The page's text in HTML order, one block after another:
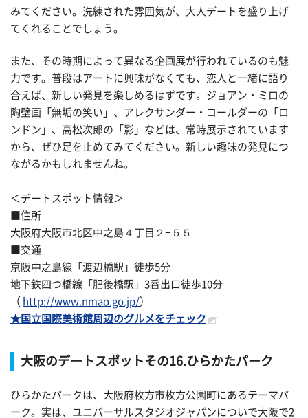
みてください。洗練された雰囲気が、大人デートを盛り上げ
てくれることでしょう。
また、その時期によって異なる企画展が行われているのも魅
力です。普段はアートに興味がなくても、恋人と一緒に語り
合えば、新しい発見を楽しめるはずです。ジョアン・ミロの
陶壁画「無垢の笑い」、アレクサンダー・コールダーの「ロ
ンドン」、高松次郎の「影」などは、常時展示されています
から、ぜひ足を止めてみてください。新しい趣味の発見につ
ながるかもしれませんね。
＜デートスポット情報＞
■住所
大阪府大阪市北区中之島４丁目２−５５
■交通
京阪中之島線「渡辺橋駅」徒歩5分
地下鉄四つ橋線「 肥後橋駅」3番出口徒歩10分
（ http://www.nmao.go.jp/）
★国立国際美術館周辺のグルメをチェック
大阪のデートスポットその16.ひらかたパーク
ひらかたパークは、大阪府枚方市枚方公園町にあるテーマパ
ーク。実は、ユニバーサルスタジオジャパンについで大阪で2